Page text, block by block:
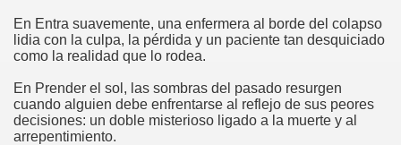
En Entra suavemente, una enfermera al borde del colapso
lidia con la culpa, la pérdida y un paciente tan desquiciado
como la realidad que lo rodea.
En Prender el sol, las sombras del pasado resurgen
cuando alguien debe enfrentarse al reflejo de sus peores
decisiones: un doble misterioso ligado a la muerte y al
arrepentimiento.